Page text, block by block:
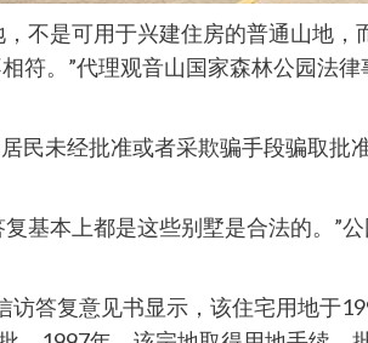
不是可用于兴建住房的普通山地
符。”代理观音山国家森林公园法
民未经批准或者采欺骗手段骗取批
基本上都是这些别墅是合法的。”
答复意见书显示，该住宅用地于